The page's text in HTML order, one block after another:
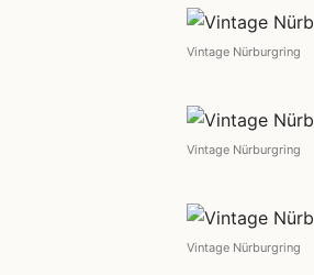
Vintage Nürburgring
Vintage Nürburgring
Vintage Nürburgring